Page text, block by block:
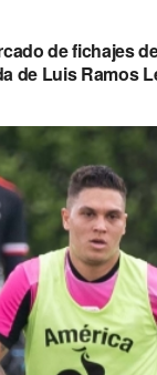
de fichajes
de Luis Ramos